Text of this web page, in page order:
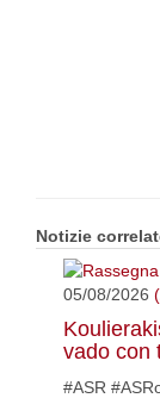
Notizie
05/08/2026
vado con
#ASR